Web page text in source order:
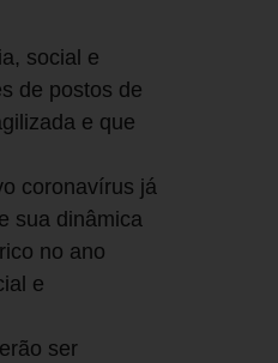
social e
de postos de
e que
coronavírus já
sua dinâmica
no ano
e
ser